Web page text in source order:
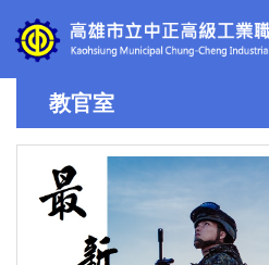
到
主
教官室